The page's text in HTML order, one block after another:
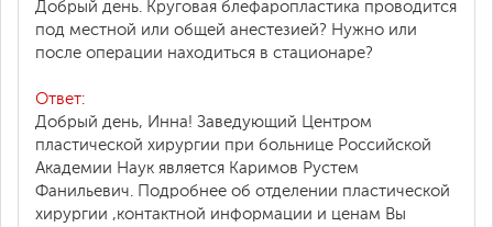
Добрый день. Круговая блефаропластика проводится
под местной или общей анестезией? Нужно или
после операции находиться в стационаре?
Ответ:
Добрый день, Инна! Заведующий Центром
пластической хирургии при больнице Российской
Академии Наук является Каримов Рустем
Фанильевич. Подробнее об отделении пластической
хирургии ,контактной информации и ценам Вы